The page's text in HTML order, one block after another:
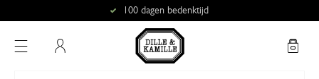
100 dagen bedenktijd